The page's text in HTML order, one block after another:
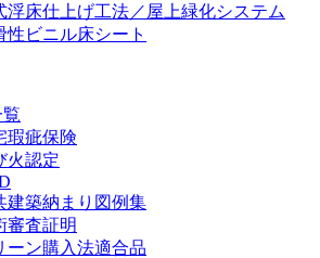
浮床仕上げ工法／屋上緑化システム
性ビニル床シート
瑕疵保険
火認定
建築納まり図例集
審査証明
ーン購入法適合品